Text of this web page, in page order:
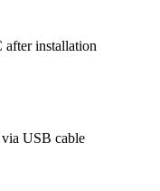
installation
USB cable